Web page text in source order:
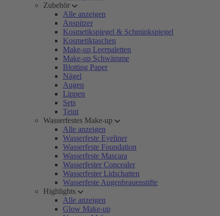
Zubehör
Alle anzeigen
Anspitzer
Kosmetikspiegel & Schminkspiegel
Kosmetiktaschen
Make-up Leerpaletten
Make-up Schwämme
Blotting Paper
Nägel
Augen
Lippen
Sets
Teint
Wasserfestes Make-up
Alle anzeigen
Wasserfeste Eyeliner
Wasserfeste Foundation
Wasserfeste Mascara
Wasserfester Concealer
Wasserfester Lidschatten
Wasserfeste Augenbrauenstifte
Highlights
Alle anzeigen
Glow Make-up